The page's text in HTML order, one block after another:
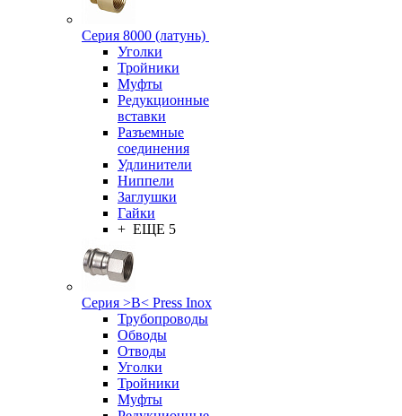
Серия 8000 (латунь)
Уголки
Тройники
Муфты
Редукционные
вставки
Разъемные
соединения
Удлинители
Ниппели
Заглушки
Гайки
+ ЕЩЕ 5
Серия >B< Press Inox
Трубопроводы
Обводы
Отводы
Уголки
Тройники
Муфты